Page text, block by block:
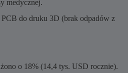
medycznej.
do druku 3D (brak odpadów z
o 18% (14,4 tys. USD rocznie).